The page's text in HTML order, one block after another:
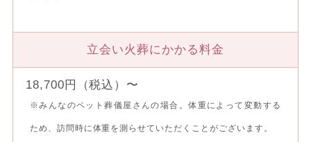
立会い火葬にかかる料金
18,700円（税込）〜
※みんなのペット葬儀屋さんの場合。体重によって変動する
ため、訪問時に体重を測らせていただくことがございます。